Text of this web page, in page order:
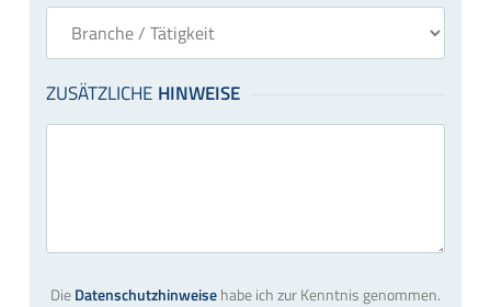
DieDatenschutzhinweisehabe ich zur Kenntnis genommen.